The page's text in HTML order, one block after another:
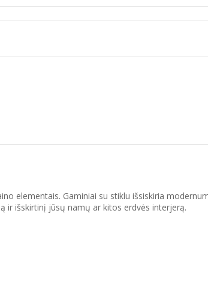
elementais. Gaminiai su stiklu išsiskiria
ir išskirtinį jūsų namų ar kitos erdvės interjerą.